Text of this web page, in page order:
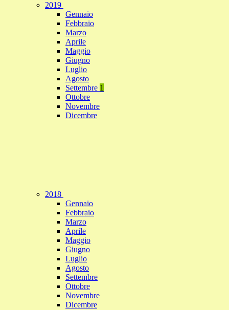
2019
Gennaio
Febbraio
Marzo
Aprile
Maggio
Giugno
Luglio
Agosto
Settembre 1
Ottobre
Novembre
Dicembre
2018
Gennaio
Febbraio
Marzo
Aprile
Maggio
Giugno
Luglio
Agosto
Settembre
Ottobre
Novembre
Dicembre